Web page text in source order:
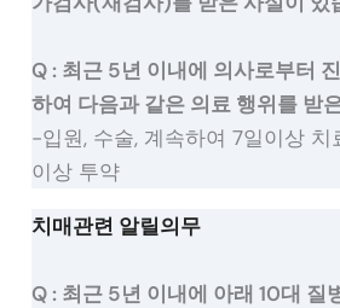
Q : 최근 5년 이내에 의사로부터
하여 다음과 같은 의료 행위를 받
-입원, 수술, 계속하여 7일이상 치
이상 투약
치매관련 알릴의무
Q : 최근 5년 이내에 아래 10대 질